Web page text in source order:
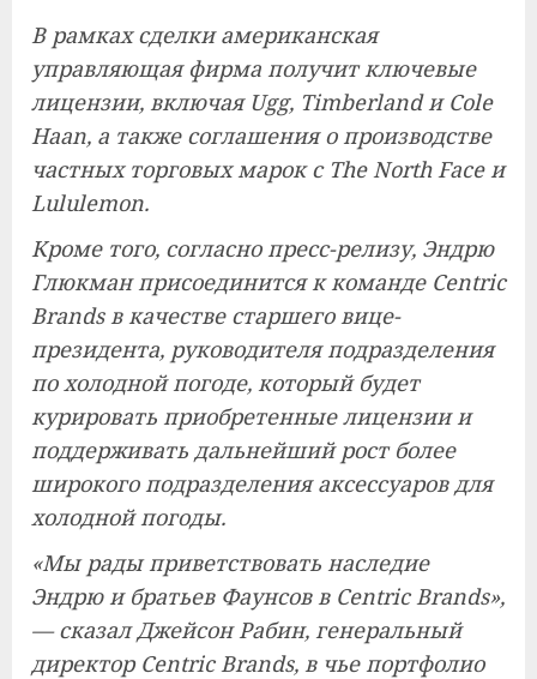
В рамках сделки американская
управляющая фирма получит ключевые
лицензии, включая Ugg, Timberland и Cole
Haan, а также соглашения о производстве
частных торговых марок с The North Face и
Lululemon.
Кроме того, согласно пресс-релизу, Эндрю
Глюкман присоединится к команде Centric
Brands в качестве старшего вице-
президента, руководителя подразделения
по холодной погоде, который будет
курировать приобретенные лицензии и
поддерживать дальнейший рост более
широкого подразделения аксессуаров для
холодной погоды.
«Мы рады приветствовать наследие
Эндрю и братьев Фаунсов в Centric Brands»,
— сказал Джейсон Рабин, генеральный
директор Centric Brands, в чье портфолио